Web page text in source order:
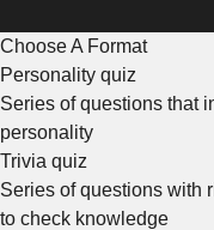
Choose A Format
Personality quiz
Series of questions that
personality
Trivia quiz
Series of questions with
to check knowledge